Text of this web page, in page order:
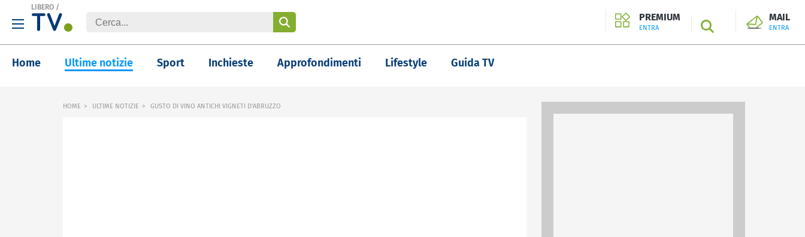
LIBERO /
PREMIUM
ENTRA SEARCH
MAIL
ENTRA
Home Ultime notizie Sport Inchieste Approfondimenti Lifestyle Guida TV
HOME ULTIME NOTIZIE GUSTO DI VINO ANTICHI VIGNETI D'ABRUZZO